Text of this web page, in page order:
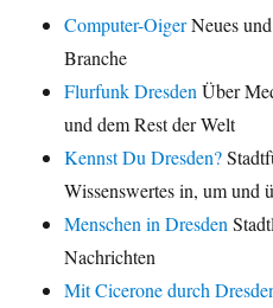
Computer-OigerNeues
Branche
Flurfunk Dresden Über
und dem Rest der Welt
Kennst Du Dresden?
Wissenswertes in, um und
Menschen in Dresden
Nachrichten
Mit Cicerone durch